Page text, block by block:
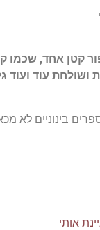
קטן אחד, שכמו
עוד ועוד
בינוניים לא